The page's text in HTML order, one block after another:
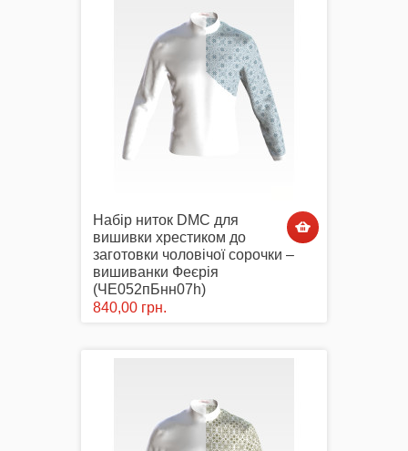
Набір ниток DMC для
вишивки хрестиком до
заготовки чоловічої сорочки –
вишиванки Феєрія
(ЧЕ052пБнн07h)
840,00 грн.